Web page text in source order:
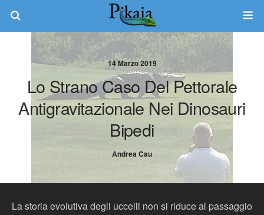
14 Marzo 2019
Lo Strano Caso Del Pettorale
Antigravitazionale Nei Dinosauri
Bipedi
Andrea Cau
La storia evolutiva degli uccelli non si riduce al passaggio